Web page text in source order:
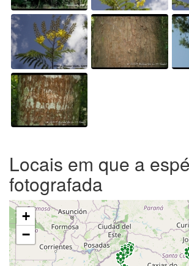
Locais em que a
fotografada
+
−